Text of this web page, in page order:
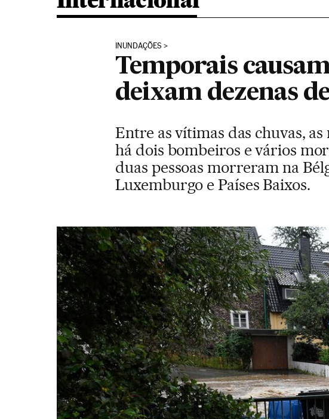
INUNDAÇÕES
Temporais
deixam dezenas
Entre as vítimas das chuvas,
há dois bombeiros e vários
duas pessoas morreram na
Luxemburgo e Países Baixos.